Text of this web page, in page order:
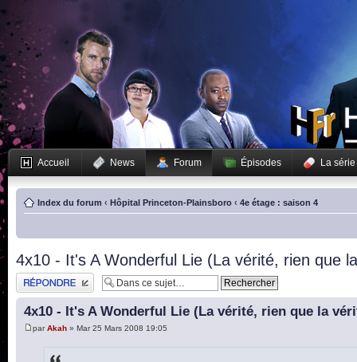
Accueil News Forum Épisodes La série
Index du forum ‹ Hôpital Princeton-Plainsboro ‹ 4e étage : saison 4
4x10 - It's A Wonderful Lie (La vérité, rien que
Publier une réponse
4x10 - It's A Wonderful Lie (La vérité, rien que la
parAkah » Mar 25 Mars 2008 19:05